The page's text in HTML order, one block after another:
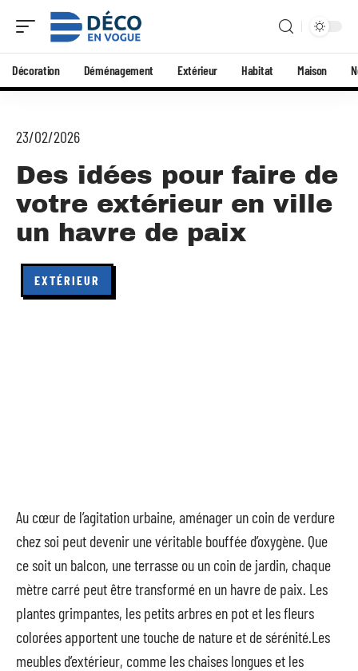
Décoration Déménagement Extérieur Habitat Maison
23/02/2026
Des idées pour faire de
votre extérieur en ville
un havre de paix
EXTÉRIEUR
Au cœur de l’agitation urbaine, aménager un coin de verdure
chez soi peut devenir une véritable bouffée d’oxygène. Que
ce soit un balcon, une terrasse ou un coin de jardin, chaque
mètre carré peut être transformé en un havre de paix. Les
plantes grimpantes, les petits arbres en pot et les fleurs
colorées apportent une touche de nature et de sérénité.Les
meubles d’extérieur, comme les chaises longues et les